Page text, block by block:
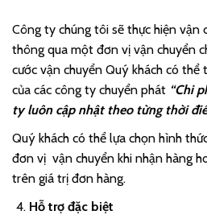
Công ty chúng tôi sẽ thực hiện vận
thông qua một đơn vị vận chuyển
cước vận chuyển Quý khách có thể
của các công ty chuyển phát “Chi
ty luôn cập nhật theo từng thời
Quý khách có thể lựa chọn hình
đơn vị vận chuyển khi nhận hàng
trên giá trị đơn hàng.
Hỗ trợ đặc biệt